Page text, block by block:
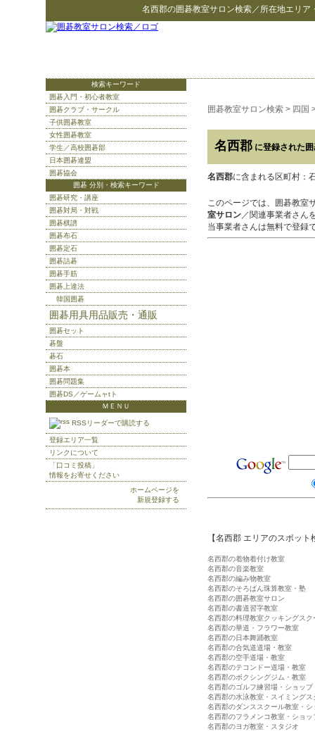
名西郡の囲碁教室サロン検索／所在地エリア
囲碁教室サロン検索 > 四国
名西郡 に登録された
名西郡に含まれる区町村：
このページでは、囲碁教室
室サロン／関連事業者さん
当事業者さんは無料で登録
【名西郡 エリアのスポット
名西郡の着物着付け教室
名西郡の音楽教室
名西郡の編み物教室
名西郡のそろばん珠算教室・塾
名西郡の囲碁教室サロン
名西郡の書道習字教室
名西郡の料理教室クッキングスク
名西郡の華道・フラワー教室
名西郡の日本舞踊教室
名西郡の合気道道場・教室
名西郡の空手道場・教室
名西郡のテコンドー道場・教室
名西郡のボクシングジム・教室
名西郡のゴルフ練習場・ショップ
名西郡の水泳教室・スイミングス
名西郡のダンススクール教室・シ
名西郡のフラメンコ教室・ショッ
名西郡のヨガ教室・スタジオ
検索キーワード
囲碁入門・初心者教室
囲碁クラブ・サークル
子供囲碁教室
女性囲碁教室
学生／高校囲碁部
日本囲碁連盟
囲碁協会
囲碁 分別・検索キーワード
囲碁研究・講座
囲碁対局・対戦
囲碁棋譜
囲碁布石
囲碁定石
囲碁詰碁
囲碁手筋
囲碁上達法
韓国囲碁
囲碁用具用品販売・通販
囲碁セット
碁盤
碁石
囲碁本
囲碁問題集
囲碁DS／ゲームャtト
ＭＥＮＵ
RSSリーダーで購読する
登録エリア一覧
リンクについて
「口コミ投稿」
情報をお寄せください
ホームページを
新規登録する